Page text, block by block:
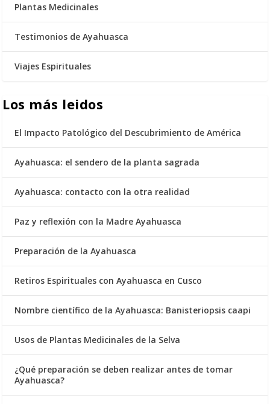
Plantas Medicinales
Testimonios de Ayahuasca
Viajes Espirituales
Los más leidos
El Impacto Patológico del Descubrimiento de América
Ayahuasca: el sendero de la planta sagrada
Ayahuasca: contacto con la otra realidad
Paz y reflexión con la Madre Ayahuasca
Preparación de la Ayahuasca
Retiros Espirituales con Ayahuasca en Cusco
Nombre científico de la Ayahuasca: Banisteriopsis caapi
Usos de Plantas Medicinales de la Selva
¿Qué preparación se deben realizar antes de tomar
Ayahuasca?